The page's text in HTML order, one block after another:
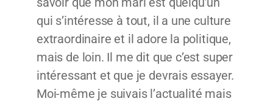
qui s’intéresse à tout, il a une culture
extraordinaire et il adore la politique,
mais de loin. Il me dit que c’est super
intéressant et que je devrais essayer.
Moi-même je suivais l’actualité mais